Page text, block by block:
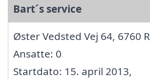
Bart´s service
Øster Vedsted Vej 64, 6760
Ansatte: 0
Startdato: 15. april 2013,